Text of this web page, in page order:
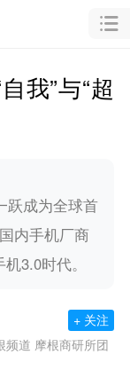
我”与“超
跃成为全球首
内手机厂商
3.0时代。
频道 摩根商研所团
+ 关注